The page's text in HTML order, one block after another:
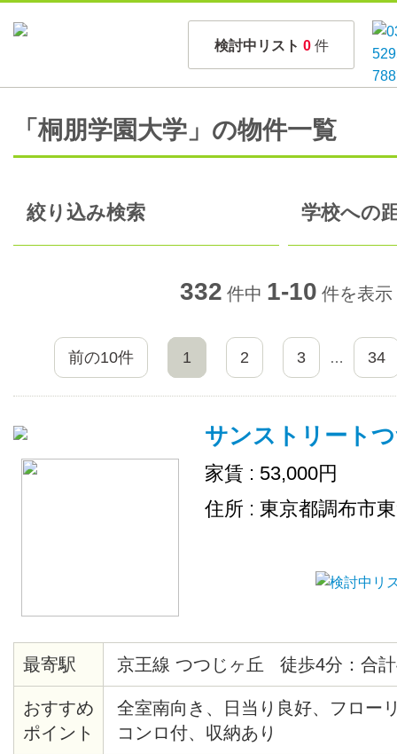
検討中リスト 0 件
「桐朋学園大学」の物件一覧
絞り込み検索 学校への
332 件中 1-10 件を表示
前の10件 1 2 3 … 34
サンストリート
家賃 : 53,000円
住所 : 東京都調布市
最寄駅 京王線 つつじヶ丘 徒歩4分：合
おすすめ
ポイント
全室南向き、日当り良好、フロー
コンロ付、収納あり